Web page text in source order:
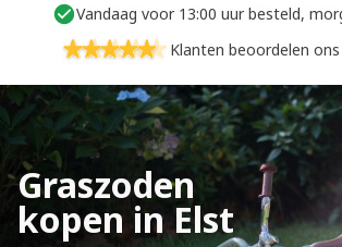
Vandaag voor 13:00 uur besteld,
Klanten beoordelen
Graszoden
kopen in Elst